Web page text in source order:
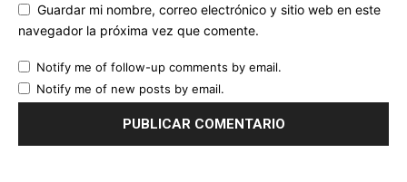
Guardar mi nombre, correo electrónico y sitio web en este
navegador la próxima vez que comente.
Notify me of follow-up comments by email.
Notify me of new posts by email.